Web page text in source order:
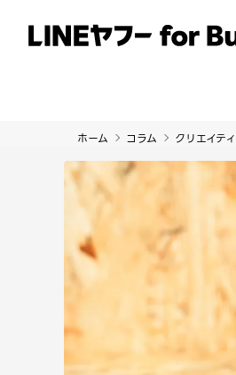
サービス 事例
ホーム コラム クリエイテ